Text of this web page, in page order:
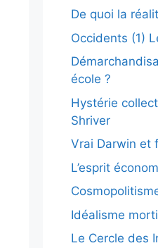
De quoi la
Occidents (1)
école ?
Hystérie
Shriver
Vrai Darwin et
L’esprit
Idéalisme
Le Cercle des